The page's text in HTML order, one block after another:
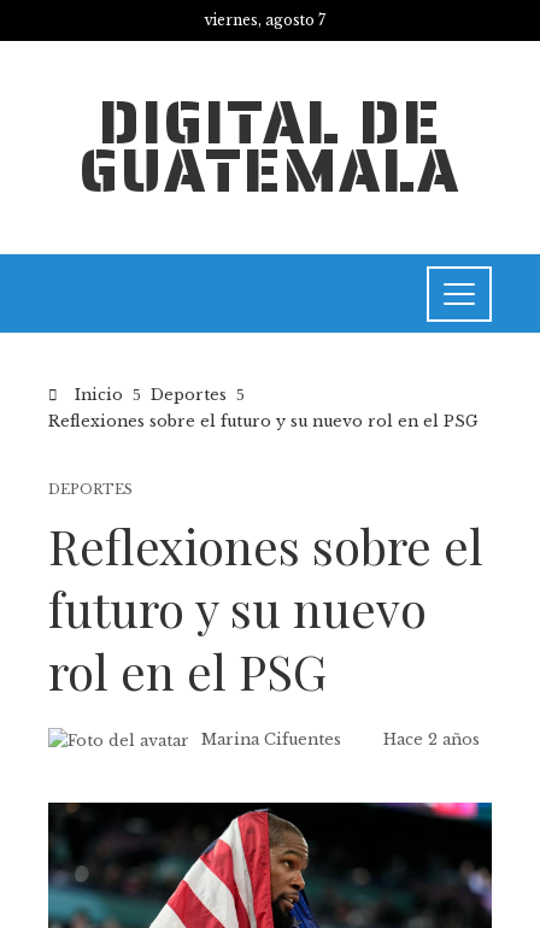
viernes, agosto 7
DIGITAL DE
GUATEMALA
Inicio
Deportes
Reflexiones sobre el futuro y su nuevo rol en el PSG
DEPORTES
Reflexiones sobre el
futuro y su nuevo
rol en el PSG
Marina Cifuentes Hace 2 años